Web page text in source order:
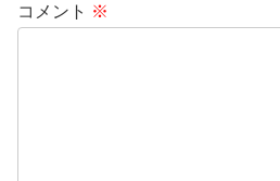
コメント ※